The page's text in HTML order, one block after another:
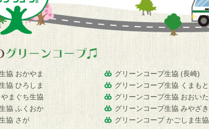
協 おかやま
協 ひろしま
まぐち生協
協 ふくおか
協 さが
グリーンコープ生協 (長崎)
グリーンコープ生協 くまもと
グリーンコープ生協 おおいた
グリーンコープ生協 みやざき
グリーンコープ かごしま生協